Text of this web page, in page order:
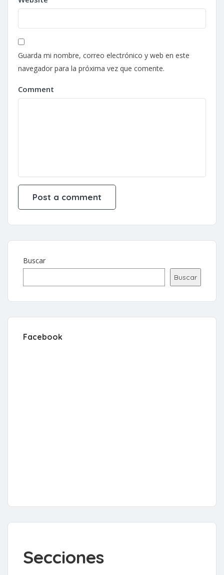
Guarda mi nombre, correo electrónico y web en este
navegador para la próxima vez que comente.
Comment
Buscar
Buscar
Facebook
Secciones